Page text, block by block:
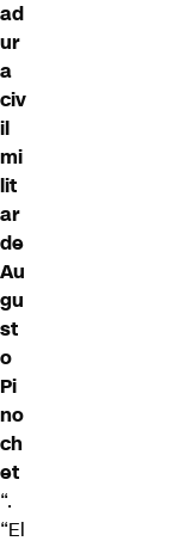
ad
ur
a
civ
il
mi
lit
ar
de
Au
gu
st
o
Pi
no
ch
et
“.
“El